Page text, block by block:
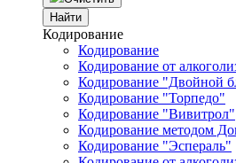
Найти
Кодирование
Кодирование
Кодирование от
Кодирование "Двойной
Кодирование "Торпедо"
Кодирование "Вивитрол"
Кодирование методом
Кодирование "Эспераль"